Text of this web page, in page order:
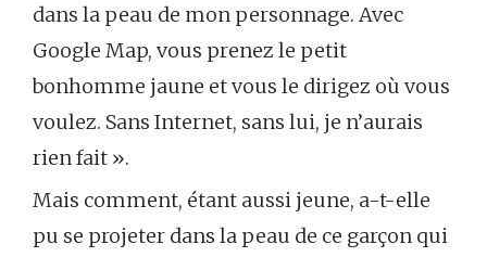
dans la peau de mon personnage. Avec
Google Map, vous prenez le petit
bonhomme jaune et vous le dirigez où vous
voulez. Sans Internet, sans lui, je n’aurais
rien fait ».
Mais comment, étant aussi jeune, a-t-elle
pu se projeter dans la peau de ce garçon qui